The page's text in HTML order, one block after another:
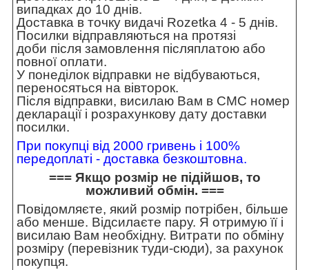
випадках до 10 днів.
Доставка в точку видачі Rozetka 4 - 5 днів.
Посилки відправляються на протязі
доби після замовлення післяплатою або
повної оплати.
У понеділок відправки не відбуваються,
переносяться на вівторок.
Після відправки, висилаю Вам в СМС номер
декларації і розрахункову дату доставки
посилки.
При покупці від 2000 гривень і 100%
передоплаті - доставка безкоштовна.
=== Якщо розмір не підійшов, то
можливий обмін. ===
Повідомляєте, який розмір потрібен, більше
або менше. Відсилаєте пару. Я отримую її і
висилаю Вам необхідну. Витрати по обміну
розміру (перевізник туди-сюди), за рахунок
покупця.